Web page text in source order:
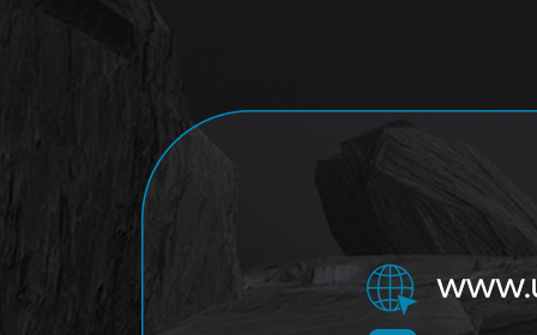
Sorunuz
KRAFTVOLL 15040019